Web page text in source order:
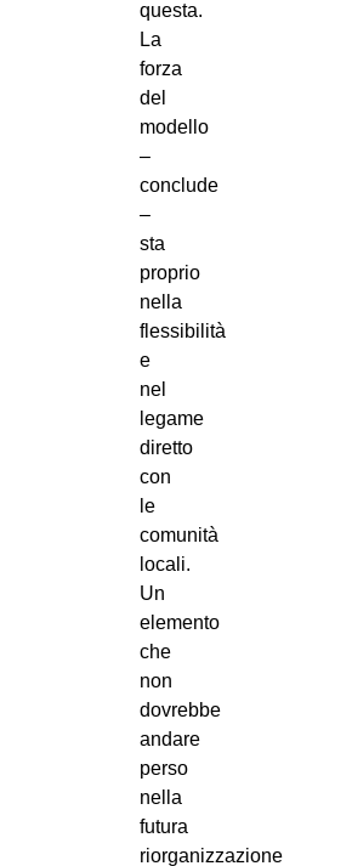
questa.
La
forza
del
modello
–
conclude
–
sta
proprio
nella
flessibilità
e
nel
legame
diretto
con
le
comunità
locali.
Un
elemento
che
non
dovrebbe
andare
perso
nella
futura
riorganizzazione